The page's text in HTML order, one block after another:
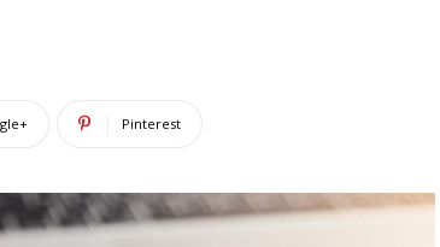
Pinterest